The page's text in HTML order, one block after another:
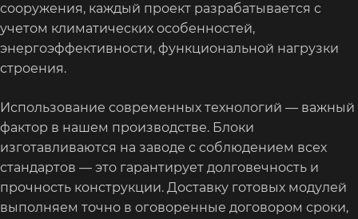
сооружения, каждый проект разрабатывается с
учетом климатических особенностей,
энергоэффективности, функциональной нагрузки
строения.
Использование современных технологий — важный
фактор в нашем производстве. Блоки
изготавливаются на заводе с соблюдением всех
стандартов — это гарантирует долговечность и
прочность конструкции. Доставку готовых модулей
выполняем точно в оговоренные договором сроки,